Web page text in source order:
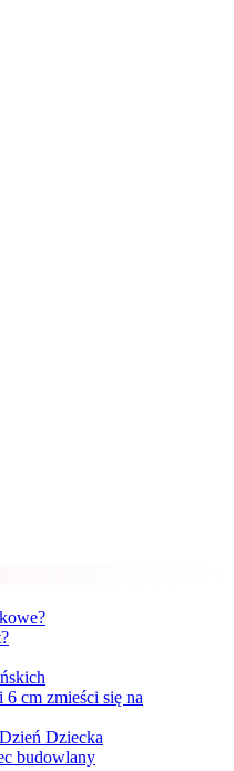
cm zmieści się na
Dziecka
budowlany